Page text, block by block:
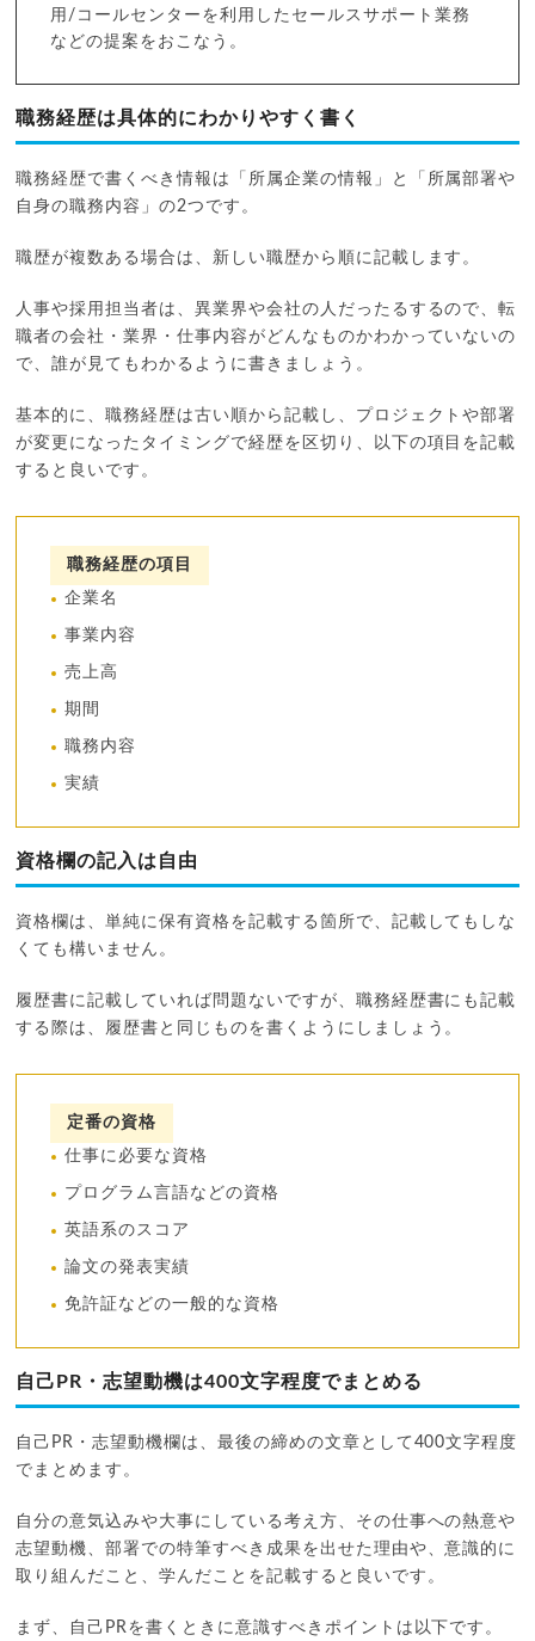
用/コールセンターを利用したセールスサポート業務
などの提案をおこなう。
職務経歴は具体的にわかりやすく書く
職務経歴で書くべき情報は「所属企業の情報」と「所属部署や
自身の職務内容」の2つです。
職歴が複数ある場合は、新しい職歴から順に記載します。
人事や採用担当者は、異業界や会社の人だったるするので、転
職者の会社・業界・仕事内容がどんなものかわかっていないの
で、誰が見てもわかるように書きましょう。
基本的に、職務経歴は古い順から記載し、プロジェクトや部署
が変更になったタイミングで経歴を区切り、以下の項目を記載
すると良いです。
職務経歴の項目
企業名
事業内容
売上高
期間
職務内容
実績
資格欄の記入は自由
資格欄は、単純に保有資格を記載する箇所で、記載してもしな
くても構いません。
履歴書に記載していれば問題ないですが、職務経歴書にも記載
する際は、履歴書と同じものを書くようにしましょう。
定番の資格
仕事に必要な資格
プログラム言語などの資格
英語系のスコア
論文の発表実績
免許証などの一般的な資格
自己PR・志望動機は400文字程度でまとめる
自己PR・志望動機欄は、最後の締めの文章として400文字程度
でまとめます。
自分の意気込みや大事にしている考え方、その仕事への熱意や
志望動機、部署での特筆すべき成果を出せた理由や、意識的に
取り組んだこと、学んだことを記載すると良いです。
まず、自己PRを書くときに意識すべきポイントは以下です。